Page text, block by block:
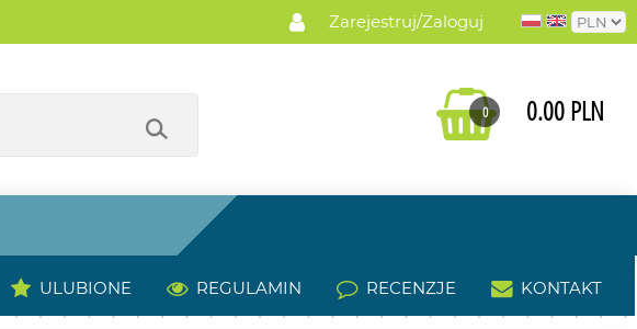
Zarejestruj/Zaloguj
0.00 PLN
0
ULUBIONE REGULAMIN RECENZJE KONTAKT